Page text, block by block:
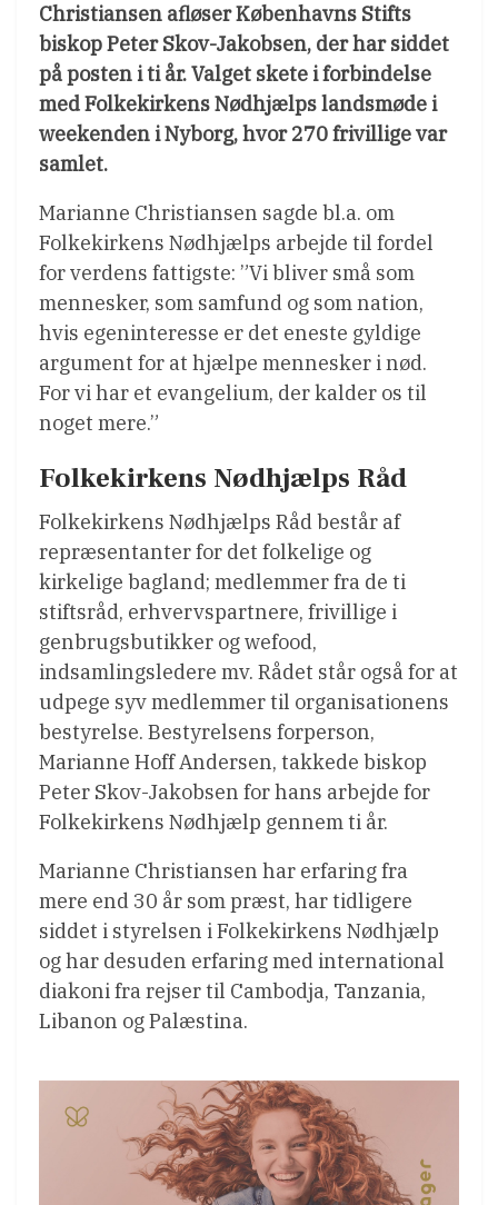
Christiansen afløser Københavns Stifts
biskop Peter Skov-Jakobsen, der har siddet
på posten i ti år. Valget skete i forbindelse
med Folkekirkens Nødhjælps landsmøde i
weekenden i Nyborg, hvor 270 frivillige var
samlet.
Marianne Christiansen sagde bl.a. om
Folkekirkens Nødhjælps arbejde til fordel
for verdens fattigste: ”Vi bliver små som
mennesker, som samfund og som nation,
hvis egeninteresse er det eneste gyldige
argument for at hjælpe mennesker i nød.
For vi har et evangelium, der kalder os til
noget mere.”
Folkekirkens Nødhjælps Råd
Folkekirkens Nødhjælps Råd består af
repræsentanter for det folkelige og
kirkelige bagland; medlemmer fra de ti
stiftsråd, erhvervspartnere, frivillige i
genbrugsbutikker og wefood,
indsamlingsledere mv. Rådet står også for at
udpege syv medlemmer til organisationens
bestyrelse. Bestyrelsens forperson,
Marianne Hoff Andersen, takkede biskop
Peter Skov-Jakobsen for hans arbejde for
Folkekirkens Nødhjælp gennem ti år.
Marianne Christiansen har erfaring fra
mere end 30 år som præst, har tidligere
siddet i styrelsen i Folkekirkens Nødhjælp
og har desuden erfaring med international
diakoni fra rejser til Cambodja, Tanzania,
Libanon og Palæstina.